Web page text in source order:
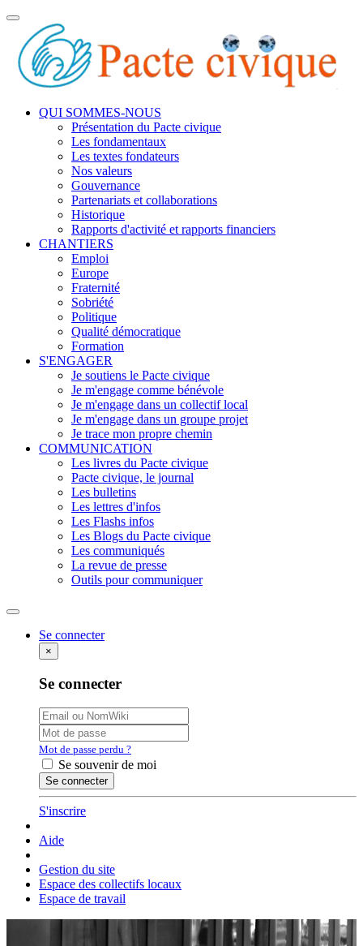
Toggle
navigation
QUI SOMMES-NOUS
Présentation du Pacte civique
Les fondamentaux
Les textes fondateurs
Nos valeurs
Gouvernance
Partenariats et collaborations
Historique
Rapports d'activité et rapports financiers
CHANTIERS
Emploi
Europe
Fraternité
Sobriété
Politique
Qualité démocratique
Formation
S'ENGAGER
Je soutiens le Pacte civique
Je m'engage comme bénévole
Je m'engage dans un collectif local
Je m'engage dans un groupe projet
Je trace mon propre chemin
COMMUNICATION
Les livres du Pacte civique
Pacte civique, le journal
Les bulletins
Les lettres d'infos
Les Flashs infos
Les Blogs du Pacte civique
Les communiqués
La revue de presse
Outils pour communiquer
Rechercher
Se connecter
×
Se connecter
Mot de passe perdu ?
Se souvenir de moi
S'inscrire
Aide
Gestion du site
Espace des collectifs locaux
Espace de travail